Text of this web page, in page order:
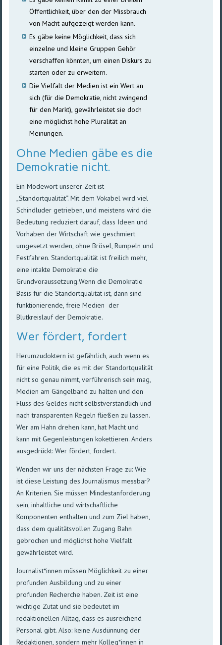
Öffentlichkeit, über den der Missbrauch
von Macht aufgezeigt werden kann.
Es gäbe keine Möglichkeit, dass sich
einzelne und kleine Gruppen Gehör
verschaffen könnten, um einen Diskurs zu
starten oder zu erweitern.
Die Vielfalt der Medien ist ein Wert an
sich (für die Demokratie, nicht zwingend
für den Markt), gewährleistet sie doch
eine möglichst hohe Pluralität an
Meinungen.
Ohne Medien gäbe es die
Demokratie nicht.
Ein Modewort unserer Zeit ist
„Standortqualität“. Mit dem Vokabel wird viel
Schindluder getrieben, und meistens wird die
Bedeutung reduziert darauf, dass Ideen und
Vorhaben der Wirtschaft wie geschmiert
umgesetzt werden, ohne Brösel, Rumpeln und
Festfahren. Standortqualität ist freilich mehr,
eine intakte Demokratie die
Grundvoraussetzung.Wenn die Demokratie
Basis für die Standortqualität ist, dann sind
funktionierende, freie Medien der
Blutkreislauf der Demokratie.
Wer fördert, fordert
Herumzudoktern ist gefährlich, auch wenn es
für eine Politik, die es mit der Standortqualität
nicht so genau nimmt, verführerisch sein mag,
Medien am Gängelband zu halten und den
Fluss des Geldes nicht selbstverständlich und
nach transparenten Regeln fließen zu lassen.
Wer am Hahn drehen kann, hat Macht und
kann mit Gegenleistungen kokettieren. Anders
ausgedrückt: Wer fördert, fordert.
Wenden wir uns der nächsten Frage zu: Wie
ist diese Leistung des Journalismus messbar?
An Kriterien. Sie müssen Mindestanforderung
sein, inhaltliche und wirtschaftliche
Komponenten enthalten und zum Ziel haben,
dass dem qualitätsvollen Zugang Bahn
gebrochen und möglichst hohe Vielfalt
gewährleistet wird.
Journalist*innen müssen Möglichkeit zu einer
profunden Ausbildung und zu einer
profunden Recherche haben. Zeit ist eine
wichtige Zutat und sie bedeutet im
redaktionellen Alltag, dass es ausreichend
Personal gibt. Also: keine Ausdünnung der
Redaktionen, sondern mehr Kolleg*innen in